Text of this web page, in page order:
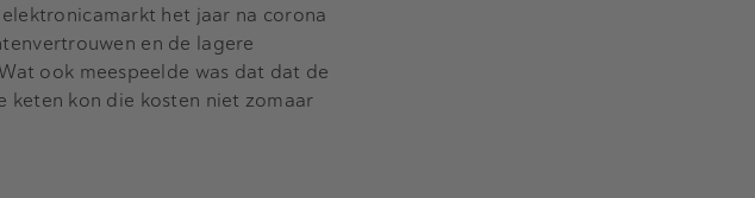
het jaar na corona
en de lagere
ook meespeelde was dat dat de
keten kon die kosten niet zomaar